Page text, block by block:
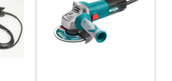
-
nhận xét về sản phẩm